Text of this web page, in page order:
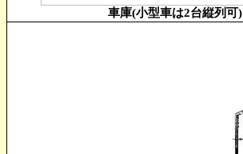
車庫(小型車は2台縦列可)